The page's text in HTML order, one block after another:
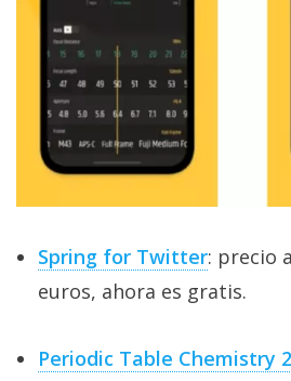
Spring for Twitter: precio
euros, ahora es gratis.
Periodic Table Chemistry